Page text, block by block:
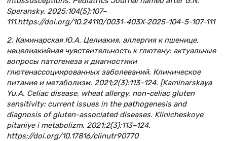
Speransky. 2025;104(5):107–
111.https://doi.org/10.24110/0031-403X-2025-104-5-107-111
2. Каминарская Ю.А. Целиакия, аллергия к пшенице,
нецелиакийная чувствительность к глютену: актуальные
вопросы патогенеза и диагностики
глютенассоциированных заболеваний. Клиническое
питание и метаболизм. 2021;2(3):113–124. [Kaminarskaya
Yu.A. Celiac disease, wheat allergy, non-celiac gluten
sensitivity: current issues in the pathogenesis and
diagnosis of gluten-associated diseases. Klinicheskoye
pitaniye i metabolizm. 2021;2(3):113–124.
https://doi.org/10.17816/clinutr90770